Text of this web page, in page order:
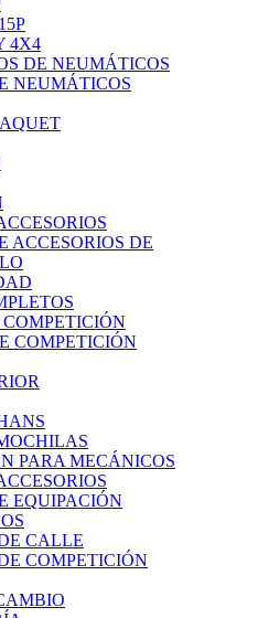
4X4
DE NEUMÁTICOS
NEUMÁTICOS
ACCESORIOS DE
COMPETICIÓN
PARA MECÁNICOS
EQUIPACIÓN
CALLE
COMPETICIÓN